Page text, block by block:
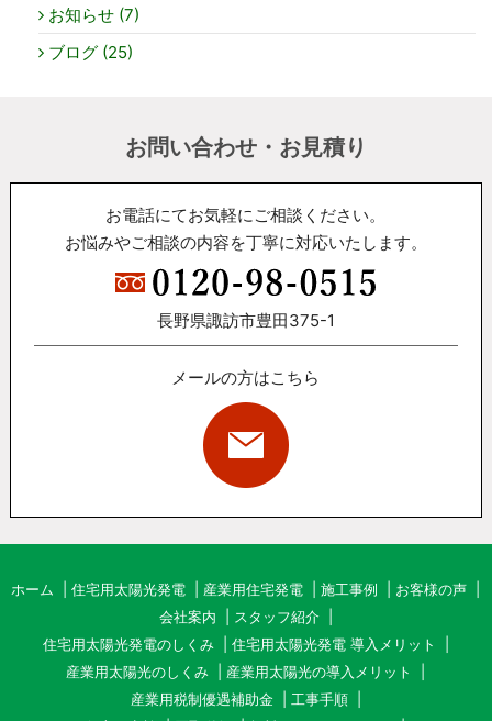
お知らせ (7)
ブログ (25)
お問い合わせ・お見積り
お電話にてお気軽にご相談ください。
お悩みやご相談の内容を丁寧に対応いたします。
長野県諏訪市豊田375-1
メールの方はこちら
ホーム 住宅用太陽光発電 産業用住宅発電 施工事例
お客様の声
会社案内
スタッフ紹介
住宅用太陽光発電のしくみ
住宅用太陽光発電 導入メリット
産業用太陽光のしくみ
産業用太陽光の導入メリット
産業用税制優遇補助金
工事手順